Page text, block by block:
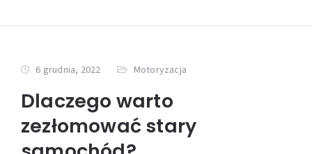
6 grudnia, 2022 Motoryzacja
Dlaczego warto
zezłomować stary